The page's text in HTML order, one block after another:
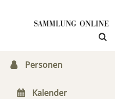
Personen
Kalender